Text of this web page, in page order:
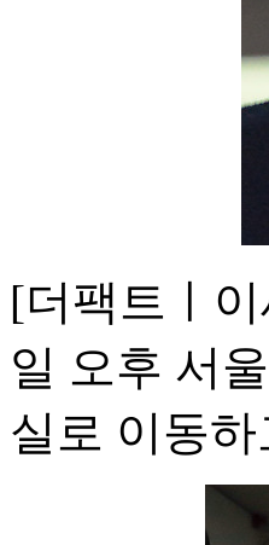
[더팩트ㅣ
일 오후 서
실로 이동하